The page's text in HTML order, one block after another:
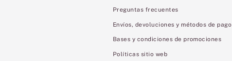
Preguntas frecuentes
Envíos, devoluciones y métodos de pago
Bases y condiciones de promociones
Políticas sitio web